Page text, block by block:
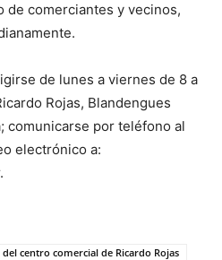
de comerciantes y vecinos,
de lunes a viernes de 8 a
Rojas, Blandengues
comunicarse por teléfono al
electrónico a:
centro comercial de Ricardo Rojas